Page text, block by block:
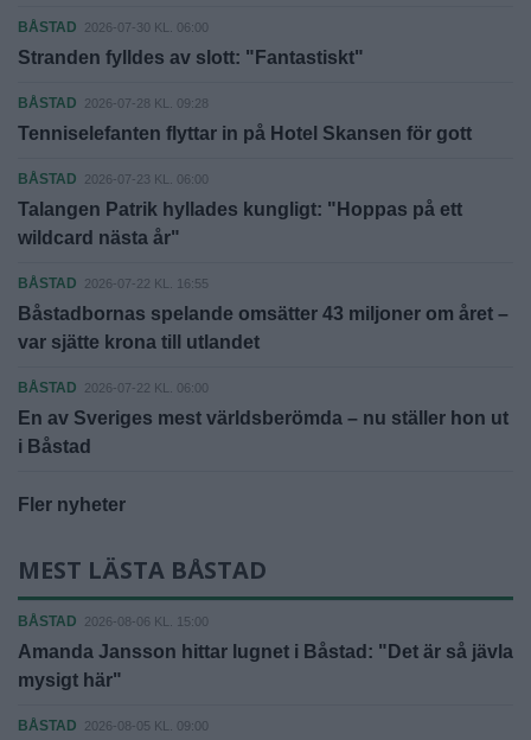
BÅSTAD 2026-07-30 KL. 06:00
Stranden fylldes av slott: "Fantastiskt"
BÅSTAD 2026-07-28 KL. 09:28
Tenniselefanten flyttar in på Hotel Skansen för gott
BÅSTAD 2026-07-23 KL. 06:00
Talangen Patrik hyllades kungligt: "Hoppas på ett
wildcard nästa år"
BÅSTAD 2026-07-22 KL. 16:55
Båstadbornas spelande omsätter 43 miljoner om året –
var sjätte krona till utlandet
BÅSTAD 2026-07-22 KL. 06:00
En av Sveriges mest världsberömda – nu ställer hon ut
i Båstad
Fler nyheter
MEST LÄSTA BÅSTAD
BÅSTAD 2026-08-06 KL. 15:00
Amanda Jansson hittar lugnet i Båstad: "Det är så jävla
mysigt här"
BÅSTAD 2026-08-05 KL. 09:00